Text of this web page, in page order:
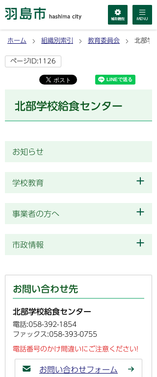
ホーム 組織別索引 教育委員会 北部学
ページID:1126
北部学校給食センター
お知らせ
学校教育
事業者の方へ
市政情報
お問い合わせ先
北部学校給食センター
電話:058-392-1854
ファックス:058-393-0755
電話番号のかけ間違いにご注意ください!
お問い合わせフォーム